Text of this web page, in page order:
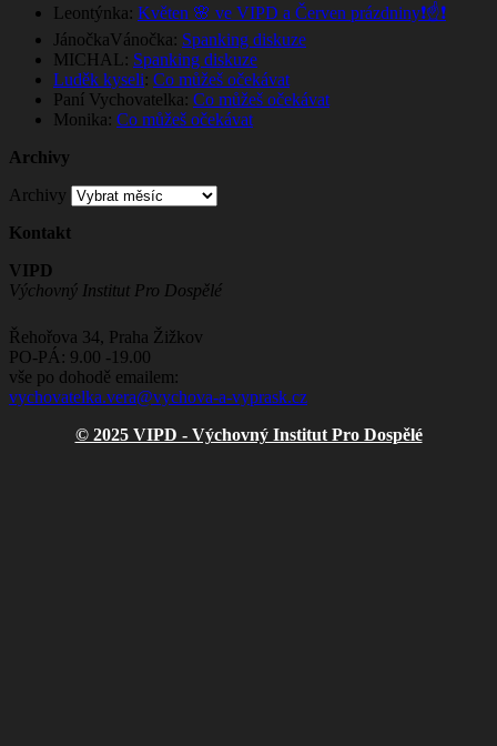
Leontýnka: Květen 🌸 ve VIPD a Červen prázdniny❗☝️❗
JánočkaVánočka: Spanking diskuze
MICHAL: Spanking diskuze
Luděk kyseli: Co můžeš očekávat
Paní Vychovatelka: Co můžeš očekávat
Monika: Co můžeš očekávat
Archivy
Archivy
Kontakt
VIPD
Výchovný Institut Pro Dospělé
Řehořova 34, Praha Žižkov
PO-PÁ: 9.00 -19.00
vše po dohodě emailem:
vychovatelka.vera@vychova-a-vyprask.cz
© 2025 VIPD - Výchovný Institut Pro Dospělé